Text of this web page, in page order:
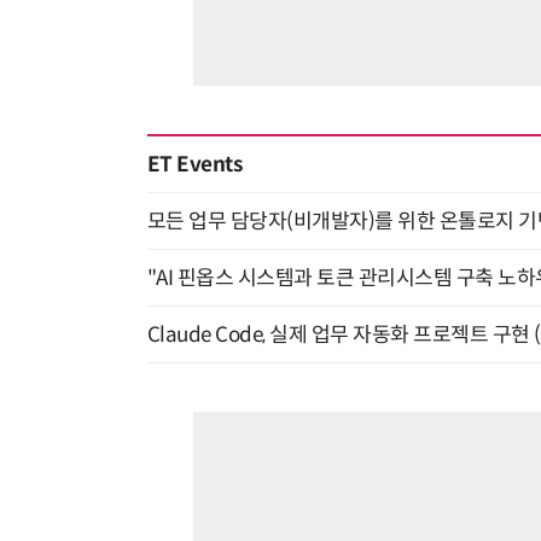
ET Events
모든 업무 담당자(비개발자)를 위한 온톨로지
"AI 핀옵스 시스템과 토큰 관리시스템 구축 노
Claude Code, 실제 업무 자동화 프로젝트 구